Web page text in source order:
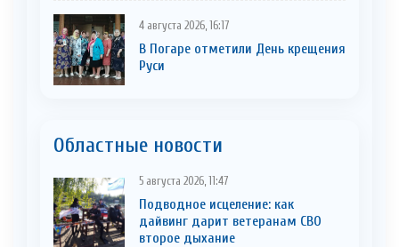
4 августа 2026, 16:17
В Погаре отметили День крещения
Руси
Областные новости
5 августа 2026, 11:47
Подводное исцеление: как
дайвинг дарит ветеранам СВО
второе дыхание